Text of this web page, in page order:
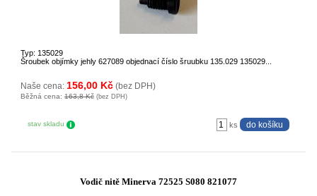
Typ: 135029
Šroubek objímky jehly 627089 objednací číslo šruubku 135.029 135029...
Naše cena: 156,00 Kč (bez DPH)
Běžná cena: 163,8 Kč (bez DPH)
stav skladu ks
Vodič nitě Minerva 72525 S080 821077